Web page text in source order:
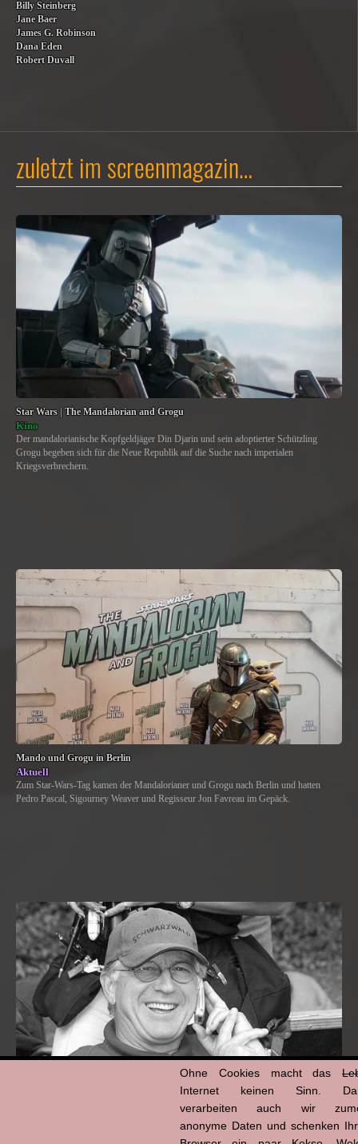
Billy Steinberg
Jane Baer
James G. Robinson
Dana Eden
Robert Duvall
zuletzt im screenmagazin…
Star Wars | The Mandalorian and Grogu
Kino
Der mandalorianische Kopfgeldjäger Din Djarin und sein adoptierter Schützling
Grogu begeben sich für die Neue Republik auf die Suche nach imperialen
Kriegsverbrechern.
Mando und Grogu in Berlin
Aktuell
Zum Star-Wars-Tag kamen der Mandalorianer und Grogu nach Berlin und hatten
Pedro Pascal, Sigourney Weaver und Regisseur Jon Favreau im Gepäck.
Ohne Cookies macht das
Internet keinen Sinn.
verarbeiten auch wir
anonyme Daten und schenken